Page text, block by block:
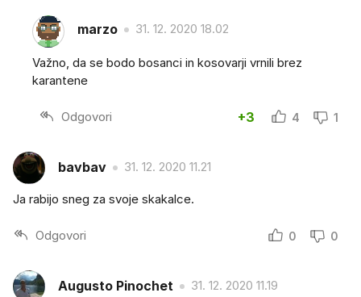
marzo 31. 12. 2020 18.02
Važno, da se bodo bosanci in kosovarji vrnili brez
karantene
Odgovori +3 4 1
bavbav 31. 12. 2020 11.21
Ja rabijo sneg za svoje skakalce.
Odgovori 0 0
Augusto Pinochet 31. 12. 2020 11.19